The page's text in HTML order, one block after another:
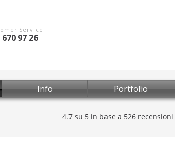
Service
670 97 26
Info Portfolio